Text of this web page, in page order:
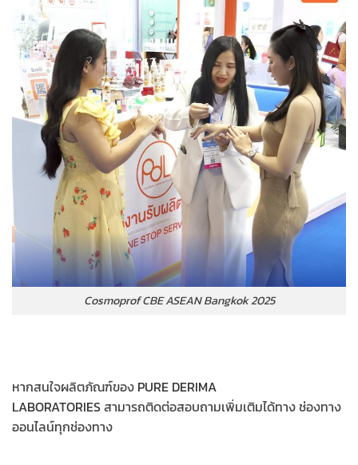
Cosmoprof CBE ASEAN Bangkok 2025
หากสนใจผลิตภัณฑ์ของ PURE DERIMA
LABORATORIESสามารถติดต่อสอบถามเพิ่มเติมได้ทาง ช่องทาง
ออนไลน์ทุกช่องทาง